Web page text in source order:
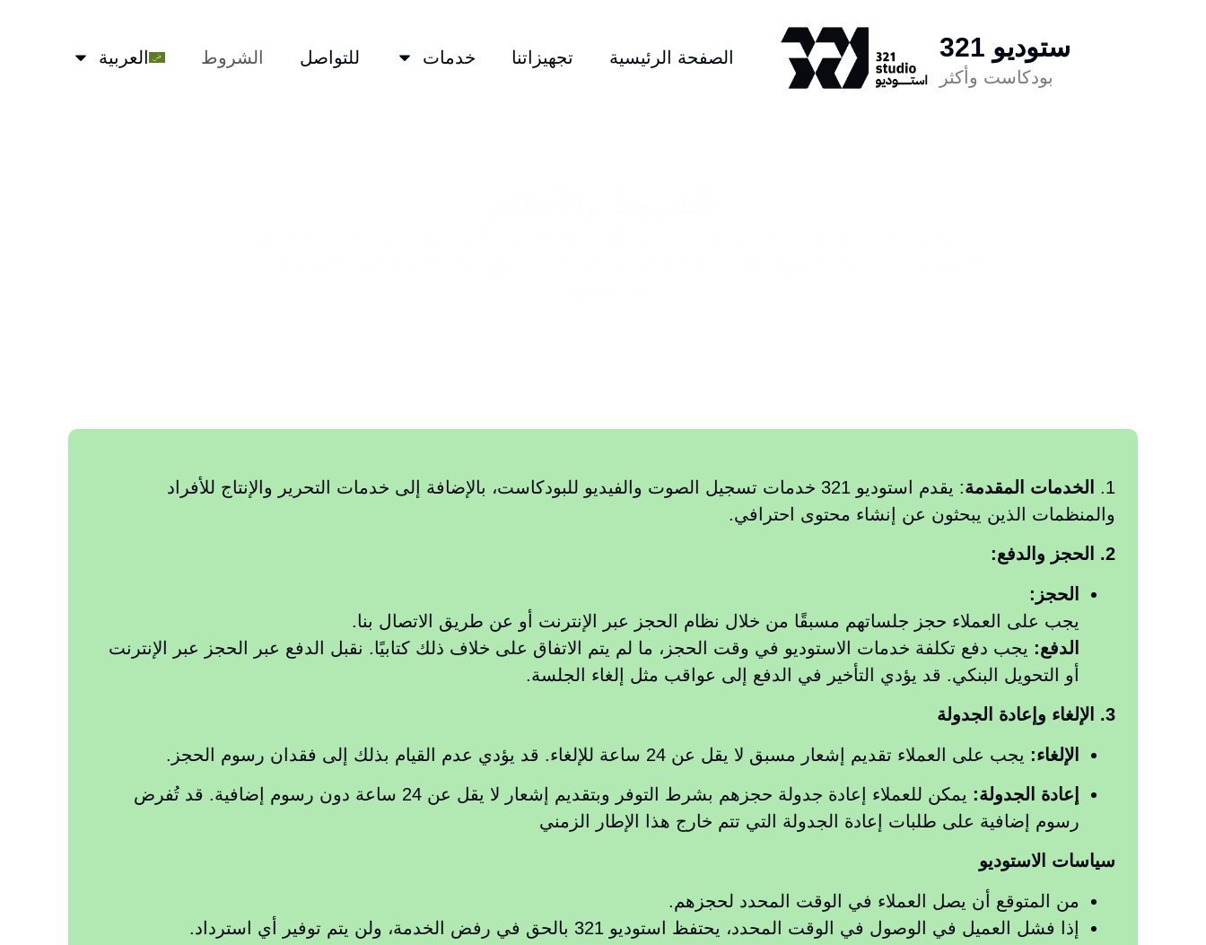
ستودیو 321
بودكاست وأكثر
الصفحة الرئيسية تجهيزاتنا خدمات للتواصل الشروط العربية
1. الخدمات المقدمة
: يقدم استوديو 321 خدمات تسجيل الصوت والفيديو للبودكاست، بالإضافة إلى خدمات التحرير والإنتاج للأفراد
والمنظمات الذين يبحثون عن إنشاء محتوى احترافي.
2. الحجز والدفع:
الحجز:
يجب على العملاء حجز جلساتهم مسبقًا من خلال نظام الحجز عبر الإنترنت أو عن طريق الاتصال بنا.
الدفع: يجب دفع تكلفة خدمات الاستوديو في وقت الحجز، ما لم يتم الاتفاق على خلاف ذلك كتابيًا. نقبل الدفع عبر الحجز عبر الإنترنت
أو التحويل البنكي. قد يؤدي التأخير في الدفع إلى عواقب مثل إلغاء الجلسة.
3. الإلغاء وإعادة الجدولة
الإلغاء: يجب على العملاء تقديم إشعار مسبق لا يقل عن 24 ساعة للإلغاء. قد يؤدي عدم القيام بذلك إلى فقدان رسوم الحجز.
إعادة الجدولة:
يمكن للعملاء إعادة جدولة حجزهم بشرط التوفر وبتقديم إشعار لا يقل عن 24 ساعة دون رسوم إضافية. قد تُفرض
رسوم إضافية على طلبات إعادة الجدولة التي تتم خارج هذا الإطار الزمني
سياسات الاستوديو
من المتوقع أن يصل العملاء في الوقت المحدد لحجزهم.
إذا فشل العميل في الوصول في الوقت المحدد، يحتفظ استوديو 321 بالحق في رفض الخدمة، ولن يتم توفير أي استرداد.